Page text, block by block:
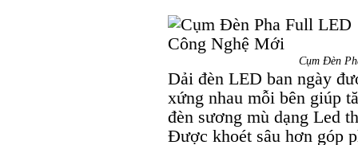
Cụm Đèn
Dải đèn LED ban ngày
xứng nhau mỗi bên giúp
đèn sương mù dạng Led
Được khoét sâu hơn góp